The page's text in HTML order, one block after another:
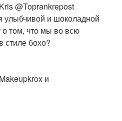
@Toprankrepost
улыбчивой и шоколадной
о том, что мы во всю
стиле бохо?
и